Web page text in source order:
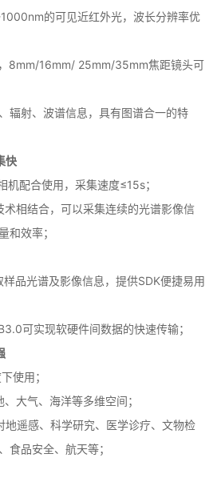
的可见近红外光，波长分辨率优
8mm/16mm/ 25mm/35mm焦距镜头可
辐射、波谱信息，具有图谱合一的特
快
机配合使用，采集速度≤15s；
术相结合，可以采集连续的光谱影像信
和效率；
品光谱及影像信息，提供SDK便捷易用
可实现软硬件间数据的快速传输；
使用；
大气、海洋等多维空间；
地遥感、科学研究、医学诊疗、文物检
食品安全、航天等；